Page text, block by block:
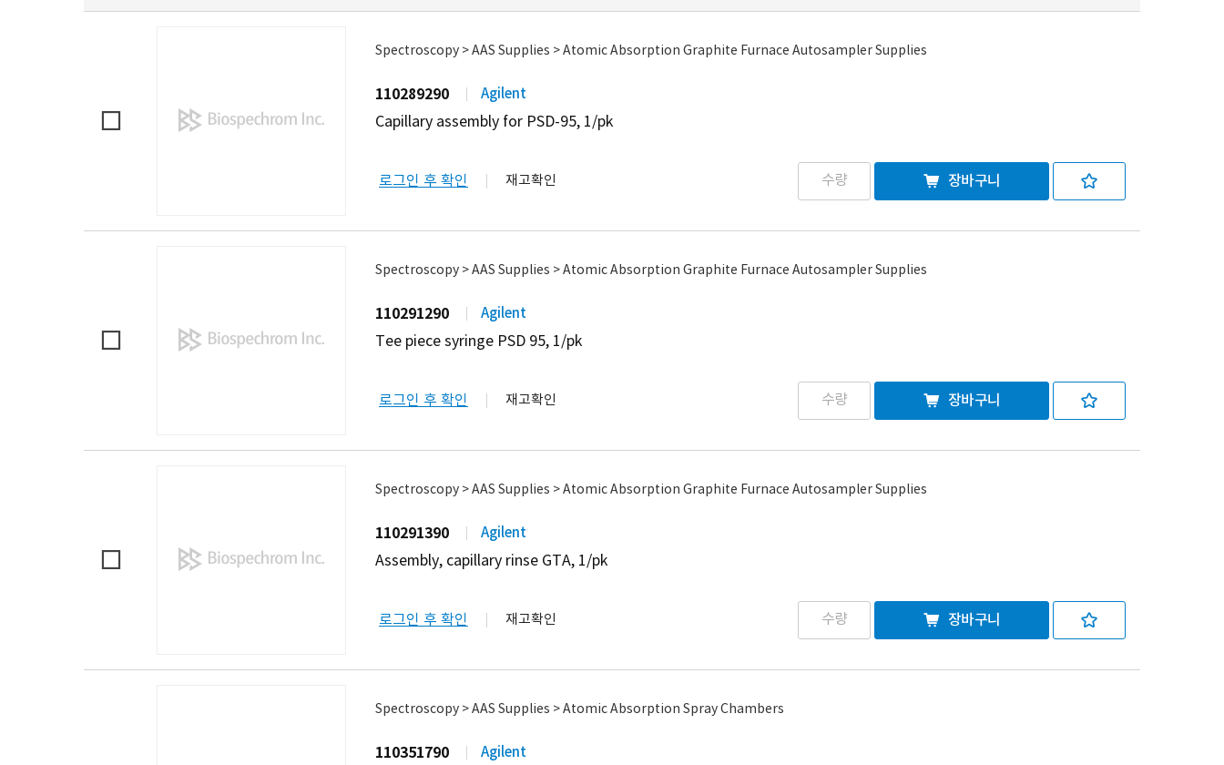
Spectroscopy > AAS Supplies > Atomic Absorption Graphite Furnace Autosampler Supplies
110289290 Agilent
Capillary assembly for PSD-95, 1/pk
로그인 후 확인 재고확인 장바구니
Spectroscopy > AAS Supplies > Atomic Absorption Graphite Furnace Autosampler Supplies
110291290 Agilent
Tee piece syringe PSD 95, 1/pk
로그인 후 확인 재고확인 장바구니
Spectroscopy > AAS Supplies > Atomic Absorption Graphite Furnace Autosampler Supplies
110291390 Agilent
Assembly, capillary rinse GTA, 1/pk
로그인 후 확인 재고확인 장바구니
Spectroscopy > AAS Supplies > Atomic Absorption Spray Chambers
110351790 Agilent